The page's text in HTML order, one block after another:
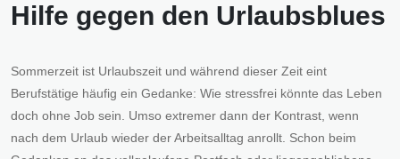
Hilfe gegen den Urlaubsblues
Sommerzeit ist Urlaubszeit und während dieser Zeit eint
Berufstätige häufig ein Gedanke: Wie stressfrei könnte das Leben
doch ohne Job sein. Umso extremer dann der Kontrast, wenn
nach dem Urlaub wieder der Arbeitsalltag anrollt. Schon beim